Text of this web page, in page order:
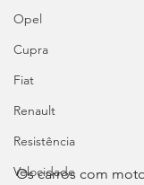
Opel
Cupra
Fiat
Renault
Resistência
Velocidade
Os carros com